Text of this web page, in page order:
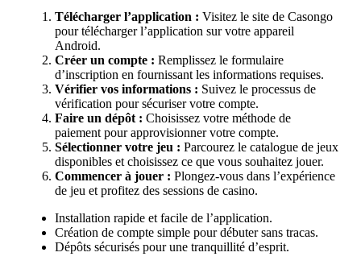
Télécharger l’application : Visitez le site de Casongo
pour télécharger l’application sur votre appareil
Android.
Créer un compte : Remplissez le formulaire
d’inscription en fournissant les informations requises.
Vérifier vos informations : Suivez le processus de
vérification pour sécuriser votre compte.
Faire un dépôt : Choisissez votre méthode de
paiement pour approvisionner votre compte.
Sélectionner votre jeu : Parcourez le catalogue de jeux
disponibles et choisissez ce que vous souhaitez jouer.
Commencer à jouer : Plongez-vous dans l’expérience
de jeu et profitez des sessions de casino.
Installation rapide et facile de l’application.
Création de compte simple pour débuter sans tracas.
Dépôts sécurisés pour une tranquillité d’esprit.